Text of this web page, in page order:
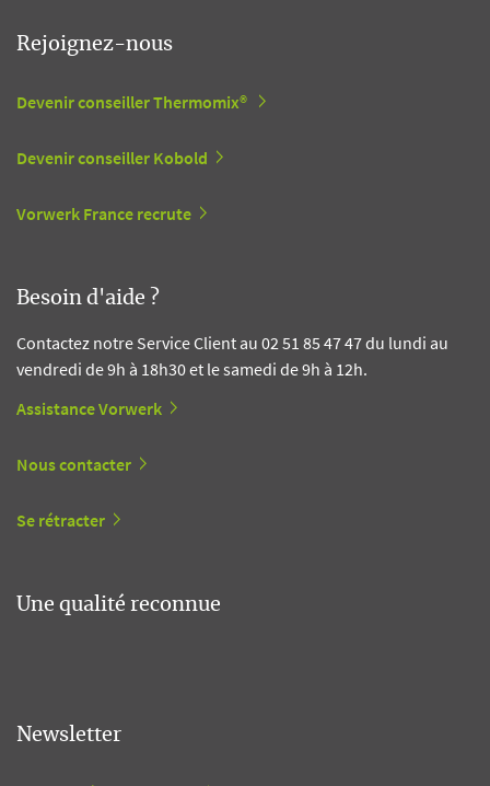
Rejoignez-nous
Devenir conseiller Thermomix®
Devenir conseiller Kobold
Vorwerk France recrute
Besoin d'aide ?
Contactez notre Service Client au 02 51 85 47 47 du lundi au
vendredi de 9h à 18h30 et le samedi de 9h à 12h.
Assistance Vorwerk
Nous contacter
Se rétracter
Une qualité reconnue
Newsletter